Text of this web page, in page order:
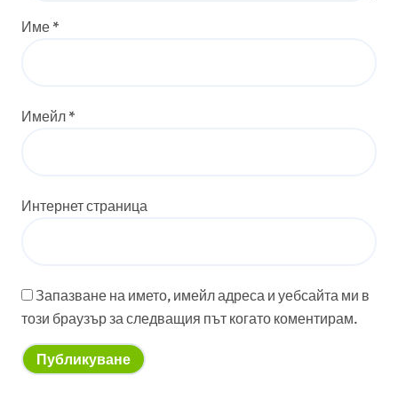
Име *
Имейл *
Интернет страница
Запазване на името, имейл адреса и уебсайта ми в
този браузър за следващия път когато коментирам.